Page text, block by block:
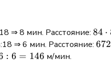
⇒ 8 мин. Расстояние: 84
84 ⋅
⇒ 6 мин. Расстояние: 672
672
: 6 = 146 м/мин.